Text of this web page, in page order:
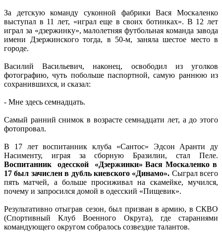
За детскую команду суконной фабрики Вася Москаленко
выступал в 11 лет, «играл еще в своих ботинках». В 12 лет
играл за «дзержинку», малолетняя футбольная команда завода
имени Дзержинского тогда, в 50-м, заняла шестое место в
городе.
Василий Васильевич, наконец, освободил из уголков
фотографию, чуть побольше паспортной, самую раннюю из
сохранившихся, и сказал:
- Мне здесь семнадцать.
Самый ранний снимок в возрасте семнадцати лет, а до этого
фотопровал.
В 17 лет воспитанник клуба «Сантос» Эдсон Аранти ду
Насименту, играя за сборную Бразилии, стал Пеле.
Воспитанник одесской «Дзержинки» Вася Москаленко в
17 был зачислен в дубль киевского «Динамо». Сыграл всего
пять матчей, а больше просиживал на скамейке, мучился,
почему и запросился домой в одесский «Пищевик».
Результативно отыграв сезон, был призван в армию, в СКВО
(Спортивный Клуб Военного Округа), где стараниями
командующего округом собралось созвездие талантов.